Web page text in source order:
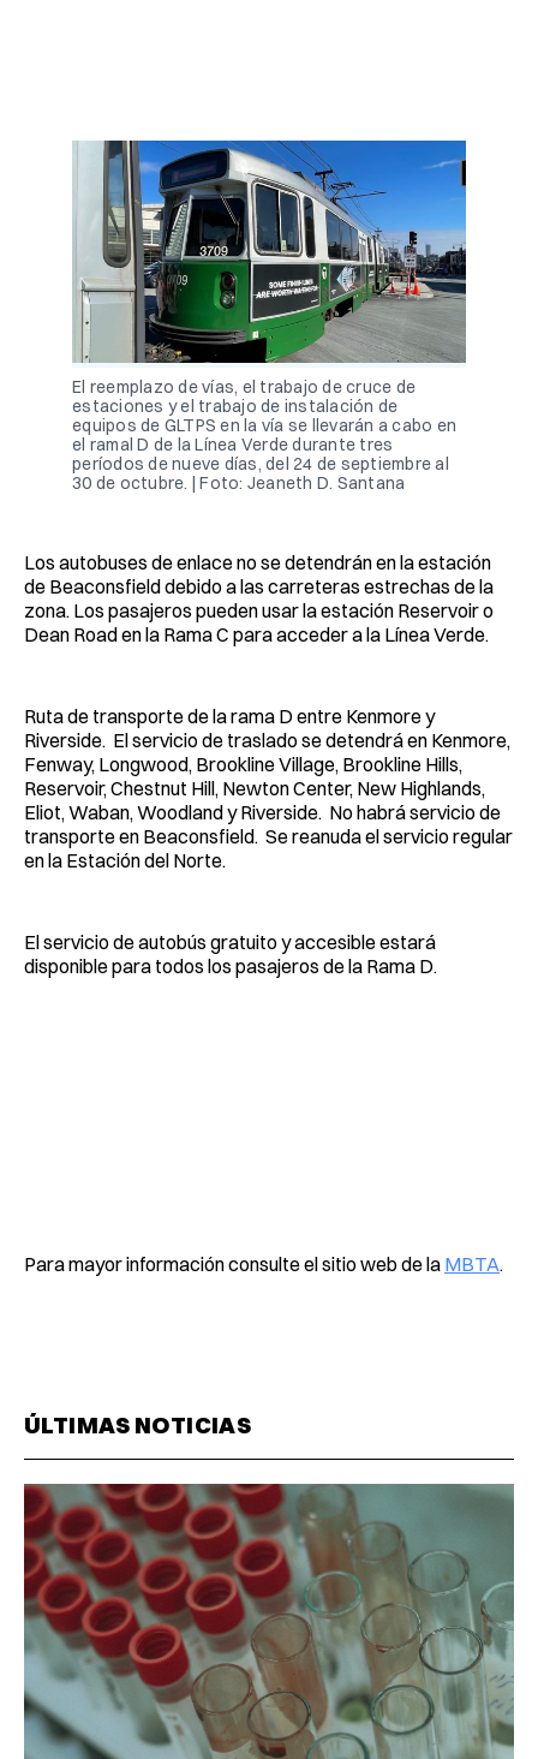
El reemplazo de vías, el trabajo de cruce de
estaciones y el trabajo de instalación de
equipos de GLTPS en la vía se llevarán a cabo en
el ramal D de la Línea Verde durante tres
períodos de nueve días, del 24 de septiembre al
30 de octubre. | Foto: Jeaneth D. Santana
Los autobuses de enlace no se detendrán en la estación
de Beaconsfield debido a las carreteras estrechas de la
zona. Los pasajeros pueden usar la estación Reservoir o
Dean Road en la Rama C para acceder a la Línea Verde.
Ruta de transporte de la rama D entre Kenmore y
Riverside. El servicio de traslado se detendrá en Kenmore,
Fenway, Longwood, Brookline Village, Brookline Hills,
Reservoir, Chestnut Hill, Newton Center, New Highlands,
Eliot, Waban, Woodland y Riverside. No habrá servicio de
transporte en Beaconsfield. Se reanuda el servicio regular
en la Estación del Norte.
El servicio de autobús gratuito y accesible estará
disponible para todos los pasajeros de la Rama D.
Para mayor información consulte el sitio web de la MBTA.
ÚLTIMAS NOTICIAS